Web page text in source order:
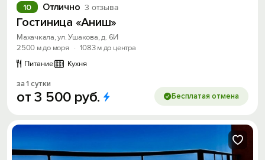
Отлично 3 отзыва
10
Гостиница «Аниш»
Махачкала, ул. Ушакова, д. 6И
2500 м до моря
· 1083 м до центра
Питание
Кухня
за 1 сутки
от3 500 руб. Бесплатая отмена